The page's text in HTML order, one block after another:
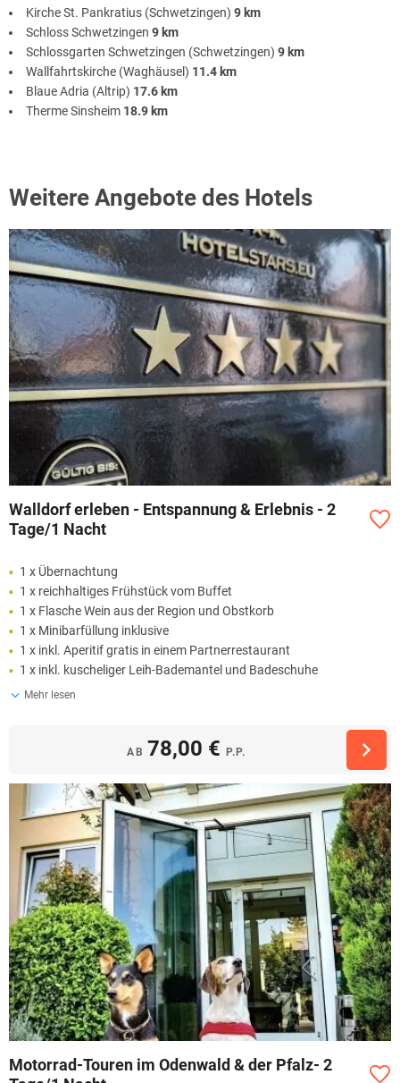
Kirche St. Pankratius (Schwetzingen) 9 km
Schloss Schwetzingen 9 km
Schlossgarten Schwetzingen (Schwetzingen) 9 km
Wallfahrtskirche (Waghäusel) 11.4 km
Blaue Adria (Altrip) 17.6 km
Therme Sinsheim 18.9 km
Weitere Angebote des Hotels
Walldorf erleben - Entspannung & Erlebnis - 2
Tage/1 Nacht
1 x Übernachtung
1 x reichhaltiges Frühstück vom Buffet
1 x Flasche Wein aus der Region und Obstkorb
1 x Minibarfüllung inklusive
1 x inkl. Aperitif gratis in einem Partnerrestaurant
1 x inkl. kuscheliger Leih-Bademantel und Badeschuhe
Mehr lesen
AB 78,00 € P.P.
Motorrad-Touren im Odenwald & der Pfalz- 2